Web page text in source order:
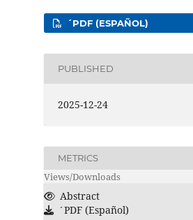
´PDF (ESPAÑOL)
PUBLISHED
2025-12-24
METRICS
Views/Downloads
Abstract
´PDF (Español)